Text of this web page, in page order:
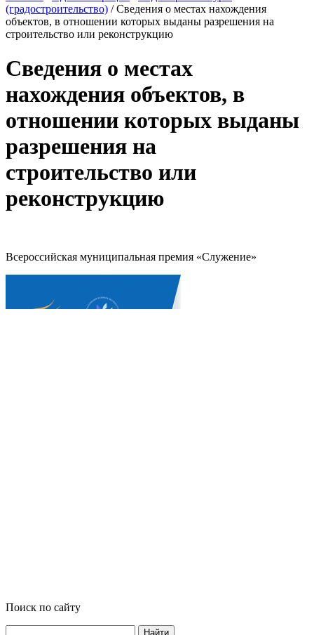
(градостроительство) /Сведения о местах нахождения
объектов, в отношении которых выданы разрешения на
строительство или реконструкцию
Сведения о местах
нахождения объектов, в
отношении которых выданы
разрешения на
строительство или
реконструкцию
Всероссийская муниципальная премия «Служение»
Поиск по сайту
Найти